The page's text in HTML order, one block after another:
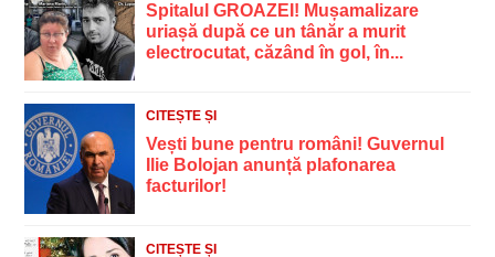
Spitalul GROAZEI! Mușamalizare
uriașă după ce un tânăr a murit
electrocutat, căzând în gol, în...
CITEȘTE ȘI
Vești bune pentru români! Guvernul
Ilie Bolojan anunță plafonarea
facturilor!
CITEȘTE ȘI